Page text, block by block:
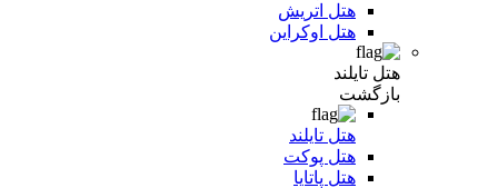
هتل اتریش
هتل اوکراین
هتل تایلند
بازگشت
هتل تایلند
هتل پوکت
هتل پاتایا